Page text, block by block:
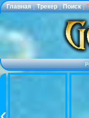
Главная | Трекер | Поиск |